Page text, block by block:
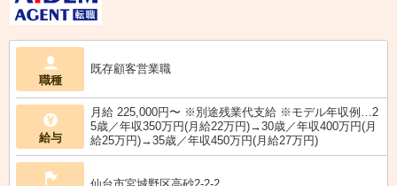
職種
既存顧客営業職
給与
月給 225,000円〜 ※別途残業代支給 ※モデル年収例…2
5歳／年収350万円(月給22万円)→30歳／年収400万円(月
給25万円)→35歳／年収450万円(月給27万円)